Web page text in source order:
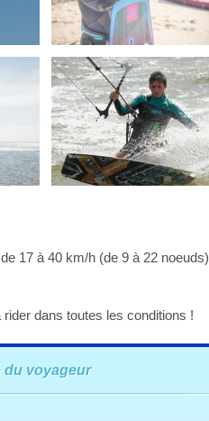
17 à 40 km/h (de 9 à 22 noeuds)
dans toutes les conditions !
du voyageur